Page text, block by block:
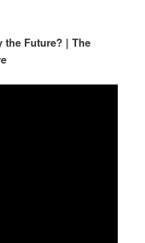
the Future? | The